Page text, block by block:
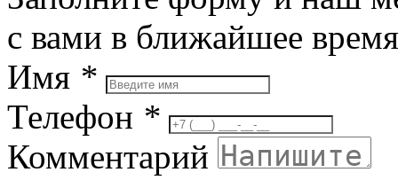
с вами в ближайшее время
Имя *
Телефон *
Комментарий